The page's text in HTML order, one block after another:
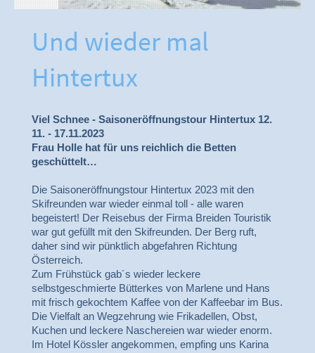
Und wieder mal
Hintertux
Viel Schnee - Saisoneröffnungstour Hintertux 12.
11. - 17.11.2023
Frau Holle hat für uns reichlich die Betten
geschüttelt…
Die Saisoneröffnungstour Hintertux 2023 mit den
Skifreunden war wieder einmal toll - alle waren
begeistert! Der Reisebus der Firma Breiden Touristik
war gut gefüllt mit den Skifreunden. Der Berg ruft,
daher sind wir pünktlich abgefahren Richtung
Österreich.
Zum Frühstück gab´s wieder leckere
selbstgeschmierte Bütterkes von Marlene und Hans
mit frisch gekochtem Kaffee von der Kaffeebar im Bus.
Die Vielfalt an Wegzehrung wie Frikadellen, Obst,
Kuchen und leckere Naschereien war wieder enorm.
Im Hotel Kössler angekommen, empfing uns Karina